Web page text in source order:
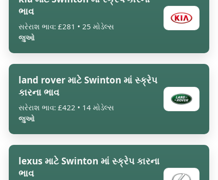
ભાવ
સરેરાશ ભાવ: £281 • 25 મોડેલ્સ
જુઓ
land rover માટે Swinton માં સ્ક્રેપ
કારના ભાવ
સરેરાશ ભાવ: £422 • 14 મોડેલ્સ
જુઓ
lexus માટે Swinton માં સ્ક્રેપ કારના
ભાવ